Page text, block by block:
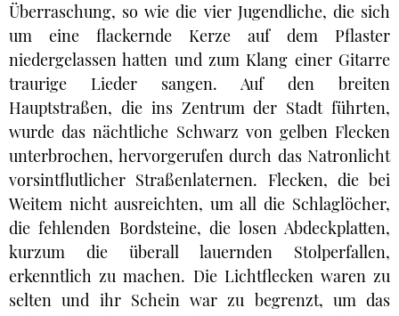
Überraschung, so wie die vier Jugendliche, die sich
um eine flackernde Kerze auf dem Pflaster
niedergelassen hatten und zum Klang einer Gitarre
traurige Lieder sangen. Auf den breiten
Hauptstraßen, die ins Zentrum der Stadt führten,
wurde das nächtliche Schwarz von gelben Flecken
unterbrochen, hervorgerufen durch das Natronlicht
vorsintflutlicher Straßenlaternen. Flecken, die bei
Weitem nicht ausreichten, um all die Schlaglöcher,
die fehlenden Bordsteine, die losen Abdeckplatten,
kurzum die überall lauernden Stolperfallen,
erkenntlich zu machen. Die Lichtflecken waren zu
selten und ihr Schein war zu begrenzt, um das